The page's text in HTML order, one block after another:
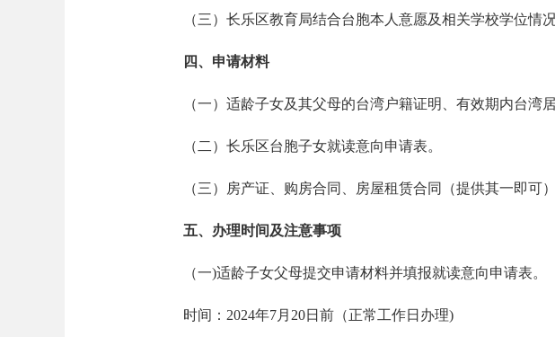
（三）长乐区教育局结合台胞本人意愿及相关学校学位情
四、申请材料
（一）适龄子女及其父母的台湾户籍证明、有效期内台湾
（二）长乐区台胞子女就读意向申请表。
（三）房产证、购房合同、房屋租赁合同（提供其一即可）
五、办理时间及注意事项
（一)适龄子女父母提交申请材料并填报就读意向申请表。
时间：2024年7月20日前（正常工作日办理)